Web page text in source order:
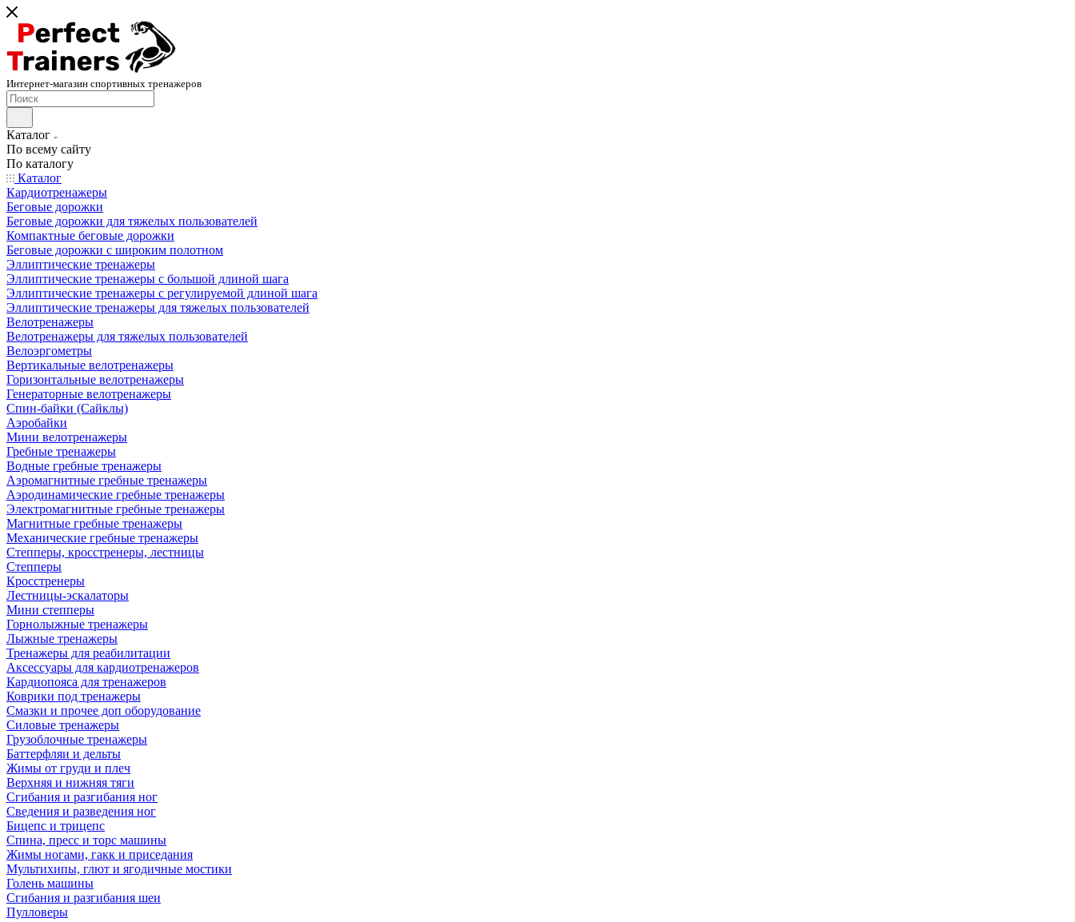
Интернет-магазин спортивных тренажеров
Каталог
По всему сайту
По каталогу
Каталог
Кардиотренажеры
Беговые дорожки
Беговые дорожки для тяжелых пользователей
Компактные беговые дорожки
Беговые дорожки с широким полотном
Эллиптические тренажеры
Эллиптические тренажеры с большой длиной шага
Эллиптические тренажеры с регулируемой длиной шага
Эллиптические тренажеры для тяжелых пользователей
Велотренажеры
Велотренажеры для тяжелых пользователей
Велоэргометры
Вертикальные велотренажеры
Горизонтальные велотренажеры
Генераторные велотренажеры
Спин-байки (Сайклы)
Аэробайки
Мини велотренажеры
Гребные тренажеры
Водные гребные тренажеры
Аэромагнитные гребные тренажеры
Аэродинамические гребные тренажеры
Электромагнитные гребные тренажеры
Магнитные гребные тренажеры
Механические гребные тренажеры
Степперы, кросстренеры, лестницы
Степперы
Кросстренеры
Лестницы-эскалаторы
Мини степперы
Горнолыжные тренажеры
Лыжные тренажеры
Тренажеры для реабилитации
Аксессуары для кардиотренажеров
Кардиопояса для тренажеров
Коврики под тренажеры
Смазки и прочее доп оборудование
Силовые тренажеры
Грузоблочные тренажеры
Баттерфляи и дельты
Жимы от груди и плеч
Верхняя и нижняя тяги
Сгибания и разгибания ног
Сведения и разведения ног
Бицепс и трицепс
Спина, пресс и торс машины
Жимы ногами, гакк и приседания
Мультихипы, глют и ягодичные мостики
Голень машины
Сгибания и разгибания шеи
Пулловеры